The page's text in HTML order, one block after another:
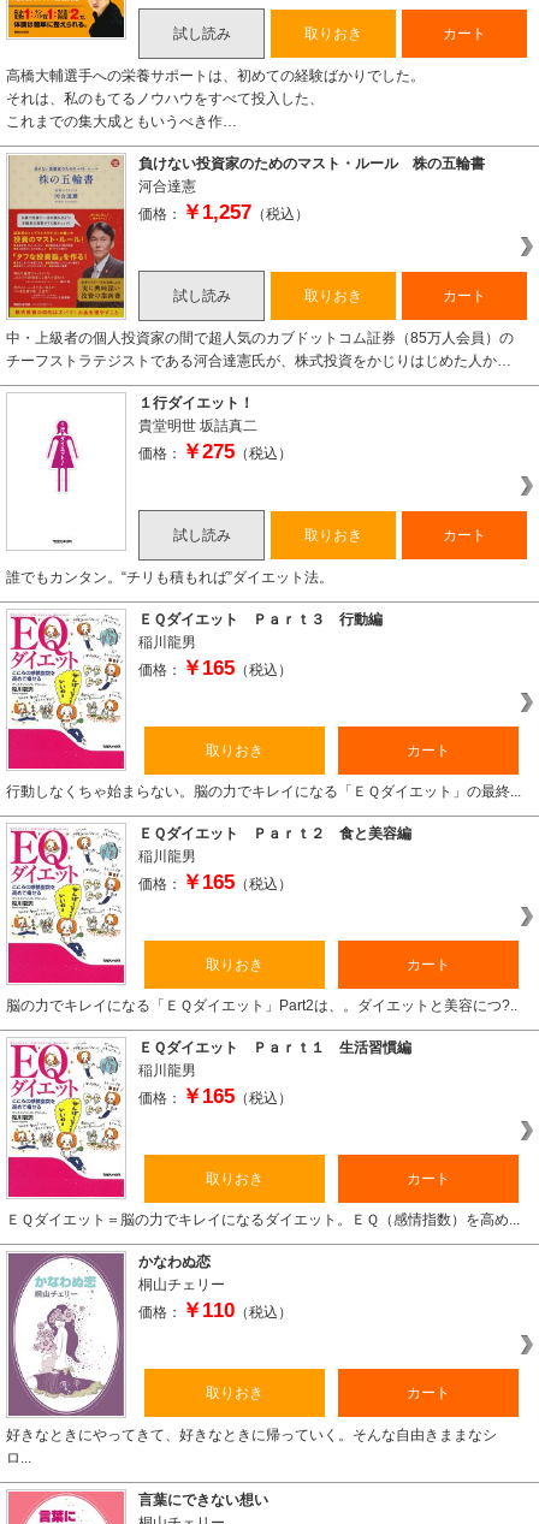
試し読み 取りおき カート
高橋大輔選手への栄養サポートは、初めての経験ばかりでした。
それは、私のもてるノウハウをすべて投入した、
これまでの集大成ともいうべき作…
負けない投資家のためのマスト・ルール 株の五輪書
河合達憲
価格：
￥1,257 （税込）
試し読み 取りおき カート
中・上級者の個人投資家の間で超人気のカブドットコム証券（85万人会員）の
チーフストラテジストである河合達憲氏が、株式投資をかじりはじめた人か…
１行ダイエット！
貴堂明世 坂詰真二
価格：
￥275 （税込）
試し読み 取りおき カート
誰でもカンタン。“チリも積もれば”ダイエット法。
ＥＱダイエット Ｐａｒｔ３ 行動編
稲川龍男
価格：
￥165 （税込）
取りおき カート
行動しなくちゃ始まらない。脳の力でキレイになる「ＥＱダイエット」の最終...
ＥＱダイエット Ｐａｒｔ２ 食と美容編
稲川龍男
価格：
￥165 （税込）
取りおき カート
脳の力でキレイになる「ＥＱダイエット」Part2は、。ダイエットと美容につ?..
ＥＱダイエット Ｐａｒｔ１ 生活習慣編
稲川龍男
価格：
￥165 （税込）
取りおき カート
ＥＱダイエット＝脳の力でキレイになるダイエット。ＥＱ（感情指数）を高め...
かなわぬ恋
桐山チェリー
価格：
￥110 （税込）
取りおき カート
好きなときにやってきて、好きなときに帰っていく。そんな自由きままなシ
ロ...
言葉にできない想い